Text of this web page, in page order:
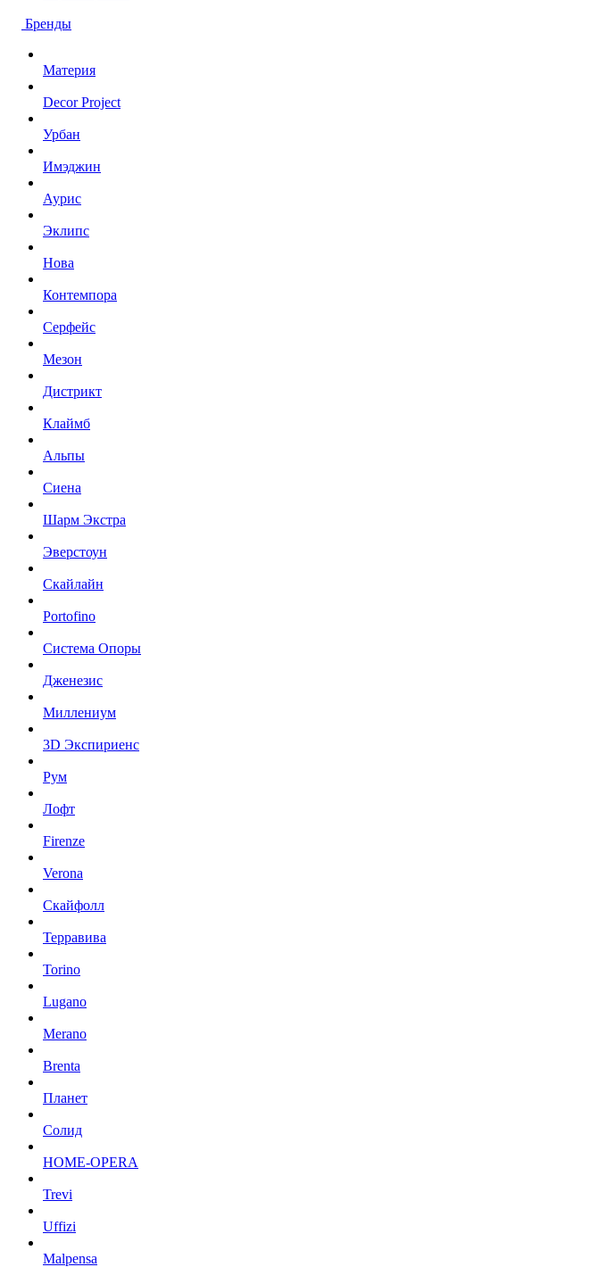
Бренды
Материя
Decor Project
Урбан
Имэджин
Аурис
Эклипс
Нова
Контемпора
Серфейс
Мезон
Дистрикт
Клаймб
Альпы
Сиена
Шарм Экстра
Эверстоун
Скайлайн
Portofino
Система Опоры
Дженезис
Миллениум
3D Экспириенс
Рум
Лофт
Firenze
Verona
Скайфолл
Терравива
Torino
Lugano
Merano
Brenta
Планет
Солид
HOME-OPERA
Trevi
Uffizi
Malpensa